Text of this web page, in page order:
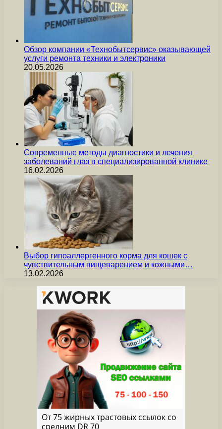
Обзор компании «Технобытсервис» оказывающей
услуги ремонта техники и электроники
20.05.2026
Современные методы диагностики и лечения
заболеваний глаз в специализированной клинике
16.02.2026
Выбор гипоаллергенного корма для кошек с
чувствительным пищеварением и кожными…
13.02.2026